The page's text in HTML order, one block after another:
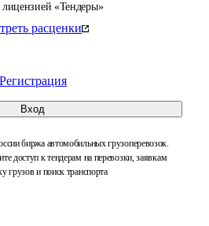
лицензией «Тендеры»
расценки
Регистрация
Вход
биржа автомобильных грузоперевозок.
доступ к тендерам на перевозки, заявкам
грузов и поиск транспорта